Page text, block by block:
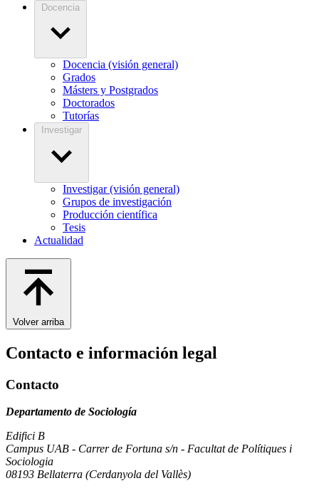
Docencia
Docencia (visión general)
Grados
Másters y Postgrados
Doctorados
Tutorías
Investigar
Investigar (visión general)
Grupos de investigación
Producción científica
Tesis
Actualidad
Volver arriba
Contacto e información legal
Contacto
Departamento de Sociología
Edifici B
Campus UAB - Carrer de Fortuna s/n - Facultat de Polítiques i
Sociologia
08193 Bellaterra (Cerdanyola del Vallès)